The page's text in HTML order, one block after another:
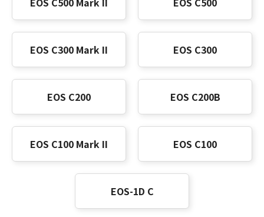
EOS C300 Mark II EOS C300
EOS C200 EOS C200B
EOS C100 Mark II EOS C100
EOS-1D C